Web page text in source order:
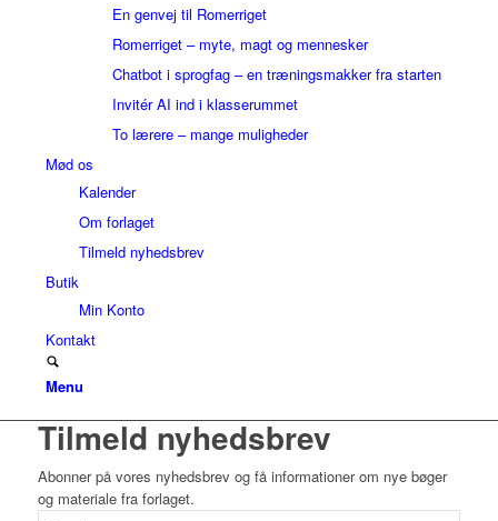
En genvej til Romerriget
Romerriget – myte, magt og mennesker
Chatbot i sprogfag – en træningsmakker fra starten
Invitér AI ind i klasserummet
To lærere – mange muligheder
Mød os
Kalender
Om forlaget
Tilmeld nyhedsbrev
Butik
Min Konto
Kontakt
Menu
Tilmeld nyhedsbrev
Abonner på vores nyhedsbrev og få informationer om nye bøger
og materiale fra forlaget.